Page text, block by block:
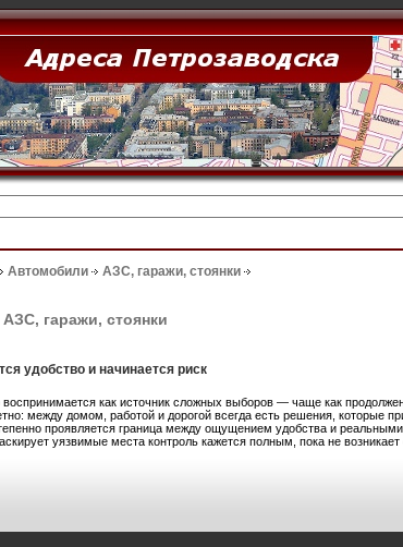
Автомобили АЗС, гаражи, стоянки
гаражи, стоянки
удобство и начинается риск
как источник сложных выборов — чаще как
между домом, работой и дорогой всегда есть решения, которые
проявляется граница между ощущением удобства и
уязвимые места контроль кажется полным, пока не